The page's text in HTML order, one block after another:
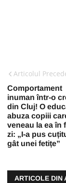
Articolul
Comportament
inuman într-o
din Cluj! O
abuza copiii
veneau la ea în
zi: „I-a pus
gât unei fetițe”
ARTICOLE DIN